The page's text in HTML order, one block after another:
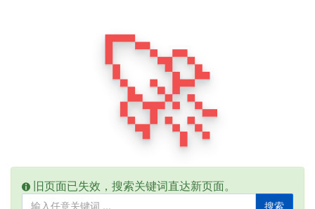
🚀
旧页面已失效，搜索关键词直达新页面。
搜索